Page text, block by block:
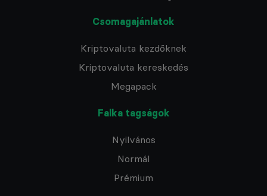
Csomagajánlatok
Kriptovaluta kezdőknek
Kriptovaluta kereskedés
Megapack
Falka tagságok
Nyilvános
Normál
Prémium